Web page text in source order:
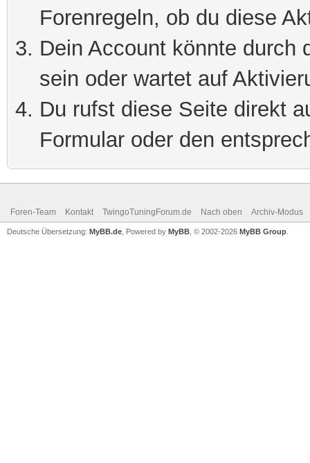
Forenregeln, ob du diese
Dein Account könnte durch
sein oder wartet auf
Du rufst diese Seite direkt
Formular oder den
Foren-Team Kontakt TwingoTuningForum.de Nach oben Archiv-Modus
Deutsche Übersetzung: MyBB.de , Powered by MyBB , © 2002-2026 MyBB Group